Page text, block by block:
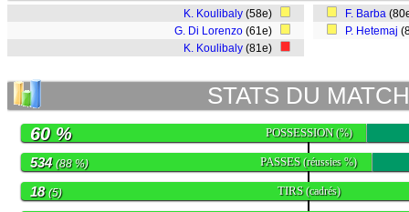
K. Koulibaly (58e)
G. Di Lorenzo (61e)
K. Koulibaly (81e)
F. Barba
P. Hetemaj
STATS DU MATCH
POSSESSION(%)
60 %
PASSES(réussies %)
534 (88 %)
TIRS(cadrés)
18(5)